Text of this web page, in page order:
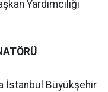
Yardımcılığı
İstanbul Büyükşehir